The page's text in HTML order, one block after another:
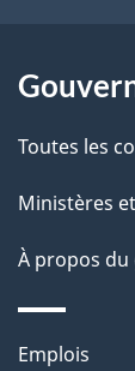
l
a
g
e
Toutes les
Ministères
À propos
Thèmes
Emplois